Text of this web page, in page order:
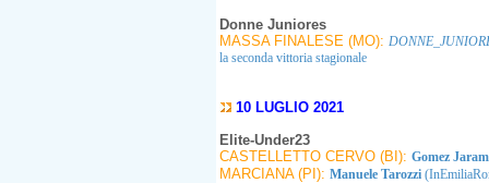
Donne Juniores
MASSA FINALESE (MO):
la seconda vittoria stagionale
10 LUGLIO 2021
Elite-Under23
CASTELLETTO CERVO (BI): Gomez
MARCIANA (PI): Manuele Tarozzi